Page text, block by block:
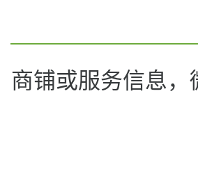
商铺或服务信息，